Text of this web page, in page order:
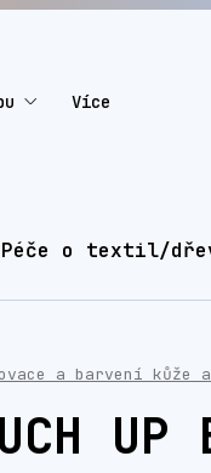
Více
Péče o textil/
a barvení kůže